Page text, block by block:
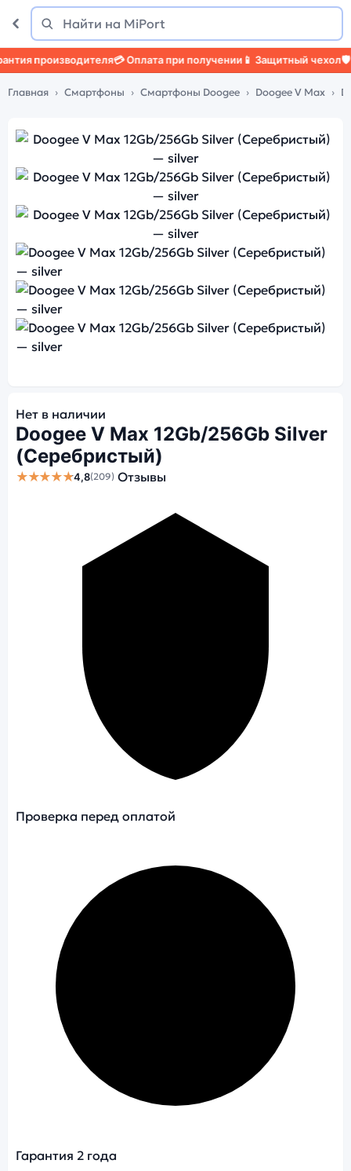
Поиск
Найти
производителя💳 Оплата при получении📱 Защитный чехол🛡️
Главная Смартфоны Смартфоны Doogee Doogee V Max
Нет в наличии
Doogee V Max 12Gb/256Gb Silver
(Серебристый)
★★★★★4,8(209) Отзывы
Проверка перед оплатой
Гарантия 2 года